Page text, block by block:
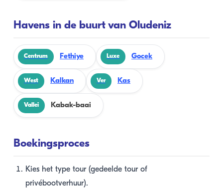
Havens in de buurt van Oludeniz
Centrum Fethiye Luxe Gocek
West Kalkan Ver Kas
Vallei Kabak-baai
Boekingsproces
Kies het type tour (gedeelde tour of
privébootverhuur).